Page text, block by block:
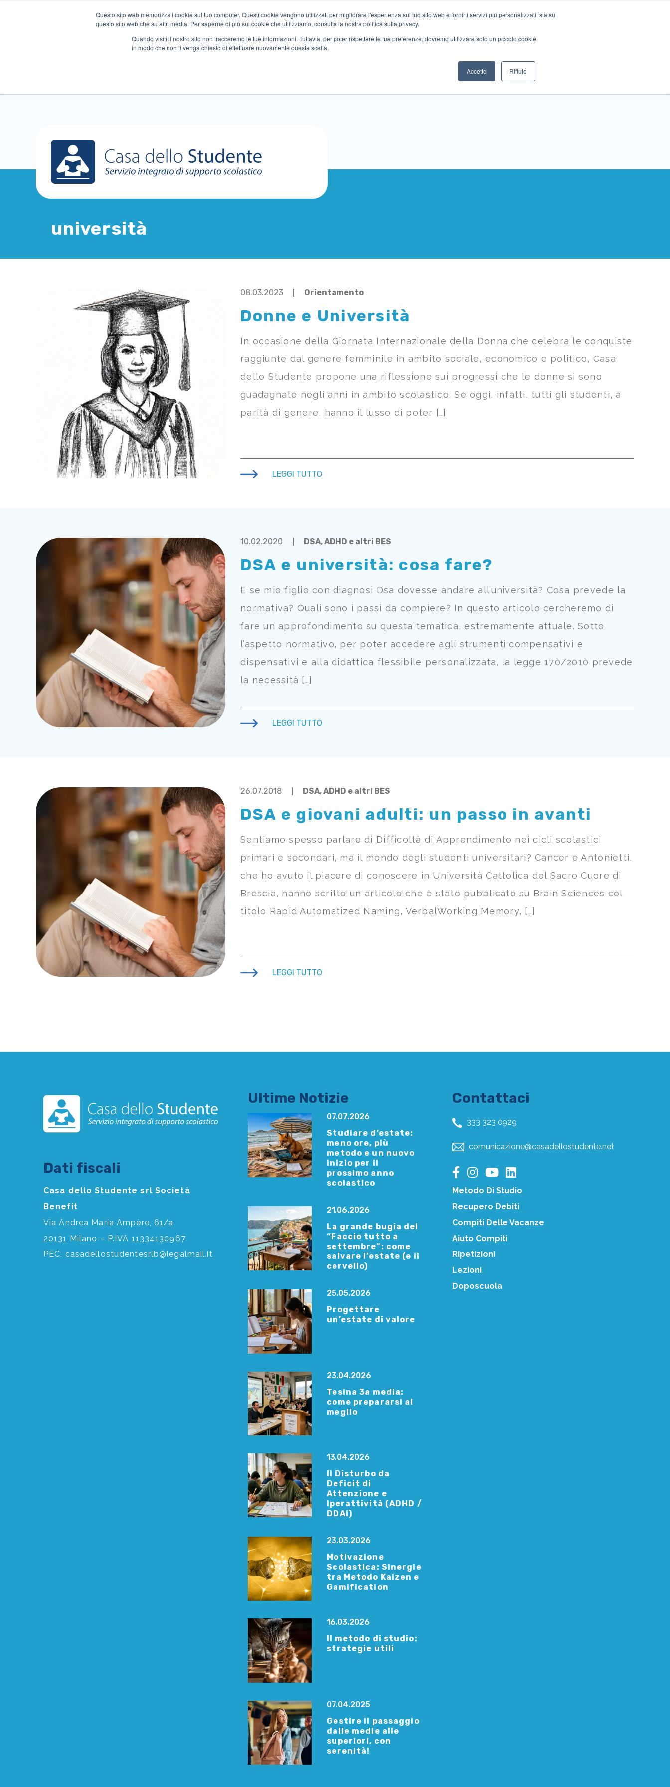
Questo sito web memorizza i cookie sul tuo computer. Questi cookie vengono utilizzati per migliorare l'esperienza sul tuo sito web e fornirti servizi più personalizzati, sia su
questo sito web che su altri media. Per saperne di più sui cookie che utilizziamo, consulta la nostra politica sulla privacy.
Quando visiti il ​​nostro sito non tracceremo le tue informazioni. Tuttavia, per poter rispettare le tue preferenze, dovremo utilizzare solo un piccolo cookie
in modo che non ti venga chiesto di effettuare nuovamente questa scelta.
Accetto Rifiuto
università
08.03.2023 Orientamento
Donne e Università
In occasione della Giornata Internazionale della Donna che celebra le conquiste
raggiunte dal genere femminile in ambito sociale, economico e politico, Casa
dello Studente propone una riflessione sui progressi che le donne si sono
guadagnate negli anni in ambito scolastico. Se oggi, infatti, tutti gli studenti, a
parità di genere, hanno il lusso di poter […]
LEGGI TUTTO
10.02.2020 DSA, ADHD e altri BES
DSA e università: cosa fare?
E se mio figlio con diagnosi Dsa dovesse andare all’università? Cosa prevede la
normativa? Quali sono i passi da compiere? In questo articolo cercheremo di
fare un approfondimento su questa tematica, estremamente attuale. Sotto
l’aspetto normativo, per poter accedere agli strumenti compensativi e
dispensativi e alla didattica flessibile personalizzata, la legge 170/2010 prevede
la necessità […]
LEGGI TUTTO
26.07.2018 DSA, ADHD e altri BES
DSA e giovani adulti: un passo in avanti
Sentiamo spesso parlare di Difficoltà di Apprendimento nei cicli scolastici
primari e secondari, ma il mondo degli studenti universitari? Cancer e Antonietti,
che ho avuto il piacere di conoscere in Università Cattolica del Sacro Cuore di
Brescia, hanno scritto un articolo che è stato pubblicato su Brain Sciences col
titolo Rapid Automatized Naming, VerbalWorking Memory, […]
LEGGI TUTTO
Dati fiscali
Casa dello Studente srl Società
Benefit
Via Andrea Maria Ampère, 61/a
20131 Milano – P.IVA 11334130967
PEC: casadellostudentesrlb@legalmail.it
Ultime Notizie
07.07.2026
Studiare d’estate:
meno ore, più
metodo e un nuovo
inizio per il
prossimo anno
scolastico
21.06.2026
La grande bugia del
“Faccio tutto a
settembre”: come
salvare l’estate (e il
cervello)
25.05.2026
Progettare
un’estate di valore
23.04.2026
Tesina 3a media:
come prepararsi al
meglio
13.04.2026
Il Disturbo da
Deficit di
Attenzione e
Iperattività (ADHD /
DDAI)
23.03.2026
Motivazione
Scolastica: Sinergie
tra Metodo Kaizen e
Gamification
16.03.2026
Il metodo di studio:
strategie utili
07.04.2025
Gestire il passaggio
dalle medie alle
superiori, con
serenità!
Contattaci
333 323 0929
comunicazione@casadellostudente.net
Metodo Di Studio
Recupero Debiti
Compiti Delle Vacanze
Aiuto Compiti
Ripetizioni
Lezioni
Doposcuola